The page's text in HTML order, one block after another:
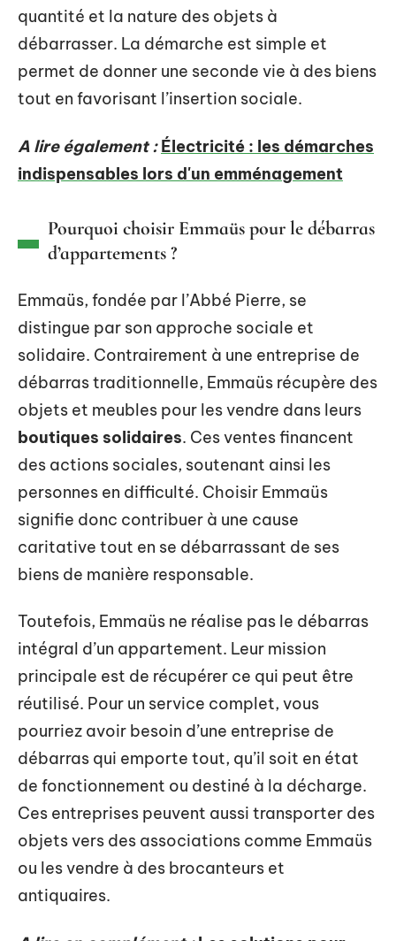
quantité et la nature des objets à
débarrasser. La démarche est simple et
permet de donner une seconde vie à des biens
tout en favorisant l’insertion sociale.
A lire également : Électricité : les démarches
indispensables lors d'un emménagement
Pourquoi choisir Emmaüs pour le débarras
d’appartements ?
Emmaüs, fondée par l’Abbé Pierre, se
distingue par son approche sociale et
solidaire. Contrairement à une entreprise de
débarras traditionnelle, Emmaüs récupère des
objets et meubles pour les vendre dans leurs
boutiques solidaires. Ces ventes financent
des actions sociales, soutenant ainsi les
personnes en difficulté. Choisir Emmaüs
signifie donc contribuer à une cause
caritative tout en se débarrassant de ses
biens de manière responsable.
Toutefois, Emmaüs ne réalise pas le débarras
intégral d’un appartement. Leur mission
principale est de récupérer ce qui peut être
réutilisé. Pour un service complet, vous
pourriez avoir besoin d’une entreprise de
débarras qui emporte tout, qu’il soit en état
de fonctionnement ou destiné à la décharge.
Ces entreprises peuvent aussi transporter des
objets vers des associations comme Emmaüs
ou les vendre à des brocanteurs et
antiquaires.